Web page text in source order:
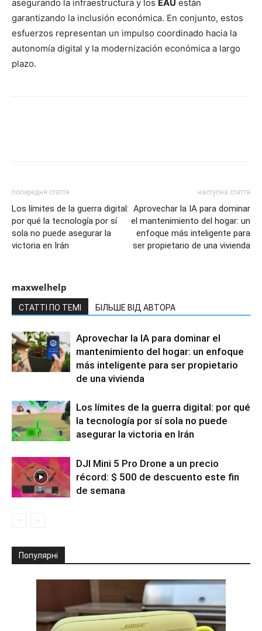
asegurando la infraestructura y los EAU están
garantizando la inclusión económica. En conjunto, estos
esfuerzos representan un impulso coordinado hacia la
autonomía digital y la modernización económica a largo
plazo.
попередня стаття
Los límites de la guerra digital:
por qué la tecnología por sí
sola no puede asegurar la
victoria en Irán
наступна стаття
Aprovechar la IA para dominar
el mantenimiento del hogar: un
enfoque más inteligente para
ser propietario de una vivienda
maxwelhelp
СТАТТІ ПО ТЕМІ БІЛЬШЕ ВІД АВТОРА
Aprovechar la IA para dominar el
mantenimiento del hogar: un enfoque
más inteligente para ser propietario
de una vivienda
Los límites de la guerra digital: por qué
la tecnología por sí sola no puede
asegurar la victoria en Irán
DJI Mini 5 Pro Drone a un precio
récord: $ 500 de descuento este fin
de semana
Популярні